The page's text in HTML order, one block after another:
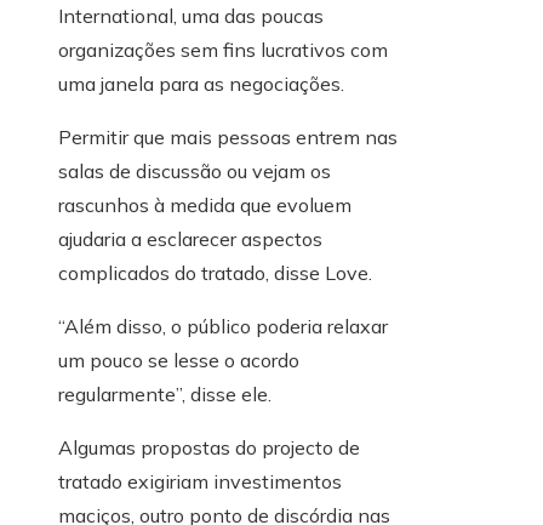
International, uma das poucas
organizações sem fins lucrativos com
uma janela para as negociações.
Permitir que mais pessoas entrem nas
salas de discussão ou vejam os
rascunhos à medida que evoluem
ajudaria a esclarecer aspectos
complicados do tratado, disse Love.
“Além disso, o público poderia relaxar
um pouco se lesse o acordo
regularmente”, disse ele.
Algumas propostas do projecto de
tratado exigiriam investimentos
maciços, outro ponto de discórdia nas